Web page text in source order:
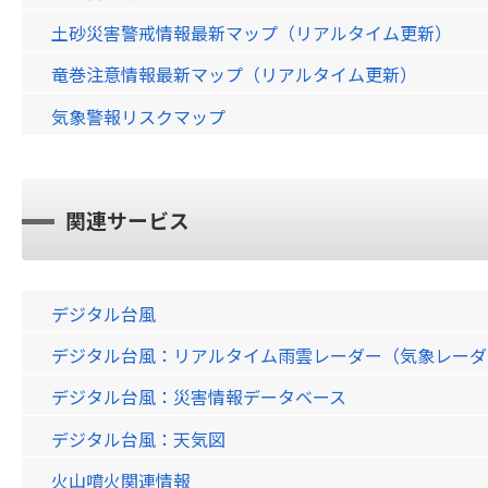
土砂災害警戒情報最新マップ（リアルタイム更新）
竜巻注意情報最新マップ（リアルタイム更新）
気象警報リスクマップ
関連サービス
デジタル台風
デジタル台風：リアルタイム雨雲レーダー（気象レー
デジタル台風：災害情報データベース
デジタル台風：天気図
火山噴火関連情報